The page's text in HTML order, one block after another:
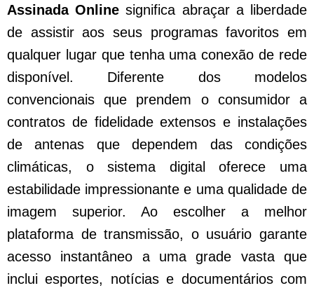
Assinada Online significa abraçar a liberdade
de assistir aos seus programas favoritos em
qualquer lugar que tenha uma conexão de rede
disponível. Diferente dos modelos
convencionais que prendem o consumidor a
contratos de fidelidade extensos e instalações
de antenas que dependem das condições
climáticas, o sistema digital oferece uma
estabilidade impressionante e uma qualidade de
imagem superior. Ao escolher a melhor
plataforma de transmissão, o usuário garante
acesso instantâneo a uma grade vasta que
inclui esportes, notícias e documentários com